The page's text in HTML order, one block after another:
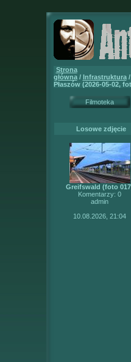
Strona
główna/ Infrastruktura/
Płaszów (2026-05-02,
Filmoteka
Losowe zdjęcie
Greifswald (foto
Komentarzy: 0
admin
10.08.2026, 21:04